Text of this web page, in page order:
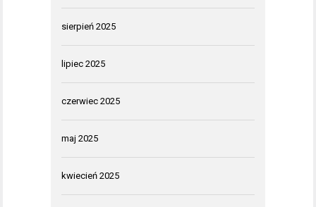
sierpień 2025
lipiec 2025
czerwiec 2025
maj 2025
kwiecień 2025